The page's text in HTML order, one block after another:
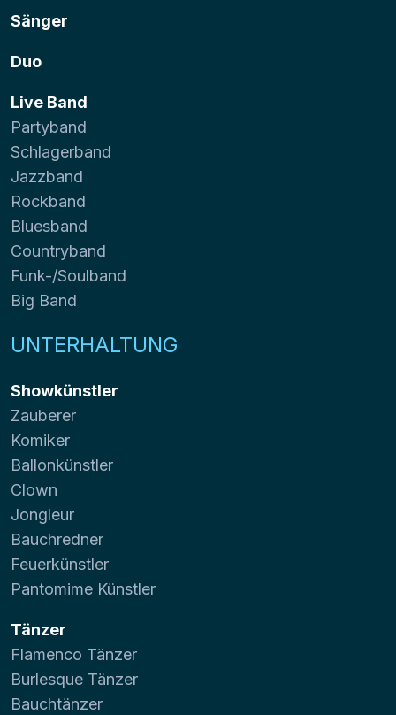
Sänger
Duo
Live Band
Partyband
Schlagerband
Jazzband
Rockband
Bluesband
Countryband
Funk-/Soulband
Big Band
UNTERHALTUNG
Showkünstler
Zauberer
Komiker
Ballonkünstler
Clown
Jongleur
Bauchredner
Feuerkünstler
Pantomime Künstler
Tänzer
Flamenco Tänzer
Burlesque Tänzer
Bauchtänzer